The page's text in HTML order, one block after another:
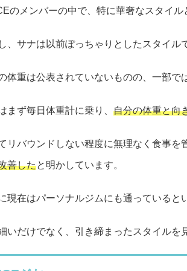
のメンバーの中で、特に華奢なスタイ
、サナは以前ぽっちゃりとしたスタイル
体重は公表されていないものの、一部で
まず毎日体重計に乗り、 自分の体重と向
リバウンドしない程度に無理なく食事を
善したと明かしています。
現在はパーソナルジムにも通っている
いだけでなく、引き締まったスタイルを